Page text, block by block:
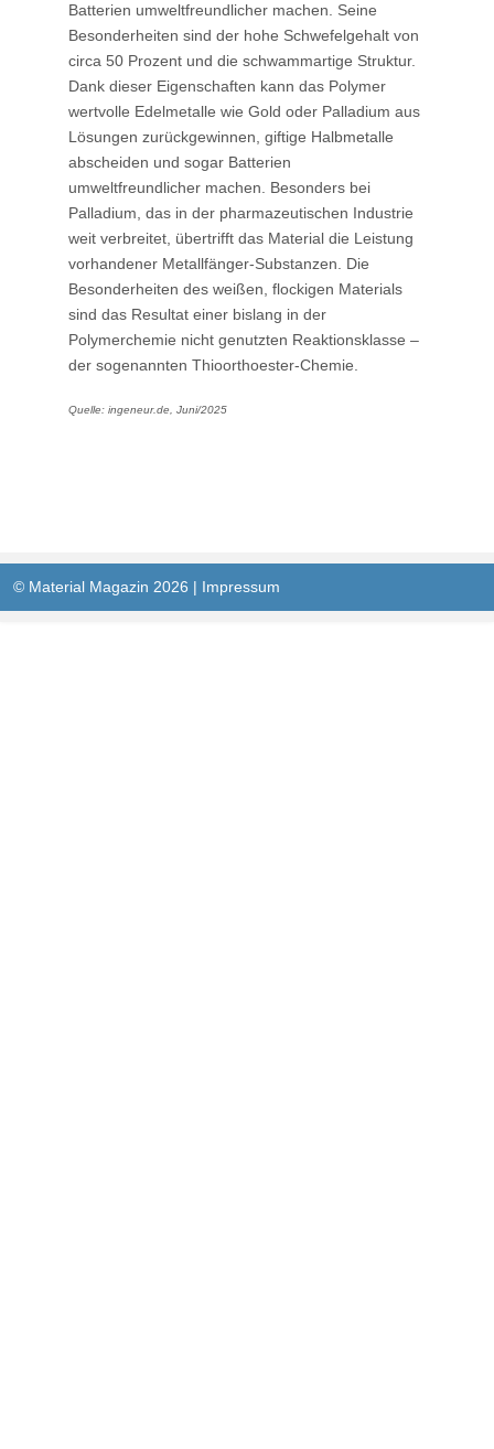
Batterien umweltfreundlicher machen. Seine
Besonderheiten sind der hohe Schwefelgehalt von
circa 50 Prozent und die schwammartige Struktur.
Dank dieser Eigenschaften kann das Polymer
wertvolle Edelmetalle wie Gold oder Palladium aus
Lösungen zurückgewinnen, giftige Halbmetalle
abscheiden und sogar Batterien
umweltfreundlicher machen. Besonders bei
Palladium, das in der pharmazeutischen Industrie
weit verbreitet, übertrifft das Material die Leistung
vorhandener Metallfänger-Substanzen. Die
Besonderheiten des weißen, flockigen Materials
sind das Resultat einer bislang in der
Polymerchemie nicht genutzten Reaktionsklasse –
der sogenannten Thioorthoester-Chemie.
Quelle: ingeneur.de, Juni/2025
© Material Magazin 2026 | Impressum